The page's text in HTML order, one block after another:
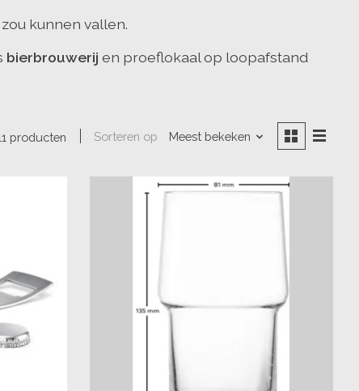
kunnen vallen.
bierbrouwerij en proeflokaal op loopafstand
producten Sorteren op Meest bekeken